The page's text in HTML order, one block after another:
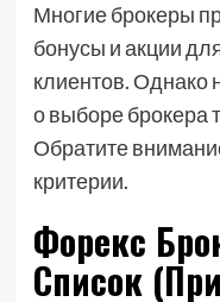
Многие брокеры
бонусы и акции
клиентов. Однако
о выборе брокера
Обратите
критерии.
Форекс
Список